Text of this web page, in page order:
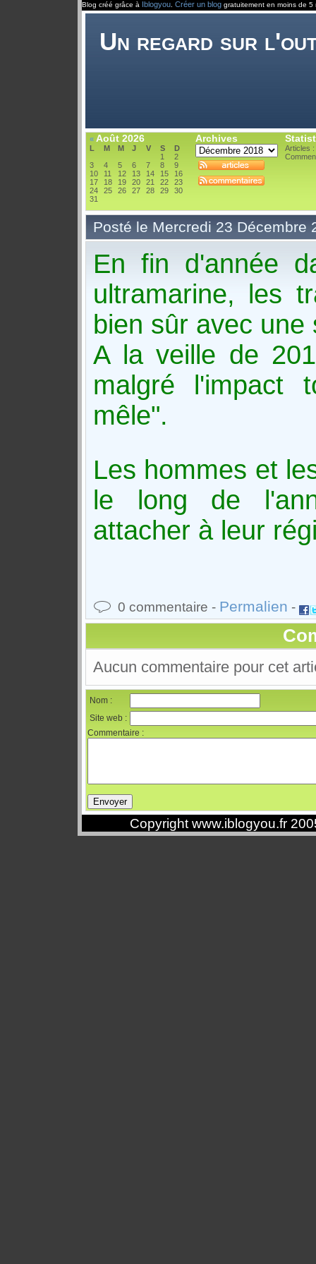
Blog créé grâce à Iblogyou Créer un blog gratuitement en moins de 5
Un regard sur
« Août 2026
L M M J V S
D
1
2
3
4 5 6 7 8
9
10
11 12 13 14 15
16
17
18 19 20 21 22
23
24
25 26 27 28 29
30
31
Archives
Articles :
Posté le Mercredi 23 Décembre
En fin d'année
ultramarine, les
bien sûr avec
A la veille de
malgré l'impact
mêle".
Les hommes et
le long de
attacher à leur
0 commentaire - Permalien -
Aucun commentaire pour cet
Nom :
Site web :
Commentaire :
Copyright www.iblogyou.fr